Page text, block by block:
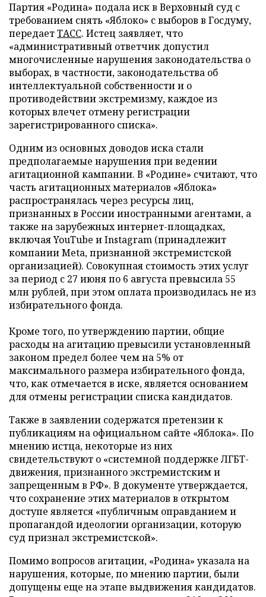
Партия «Родина» подала иск в Верховный суд с
требованием снять «Яблоко» с выборов в Госдуму,
передаетТАСС. Истец заявляет, что
«административный ответчик допустил
многочисленные нарушения законодательства о
выборах, в частности, законодательства об
интеллектуальной собственности и о
противодействии экстремизму, каждое из
которых влечет отмену регистрации
зарегистрированного списка».
Одним из основных доводов иска стали
предполагаемые нарушения при ведении
агитационной кампании. В «Родине» считают, что
часть агитационных материалов «Яблока»
распространялась через ресурсы лиц,
признанных в России иностранными агентами, а
также на зарубежных интернет-площадках,
включая YouTube и Instagram (принадлежит
компании Meta, признанной экстремистской
организацией). Совокупная стоимость этих услуг
за период с 27 июня по 6 августа превысила 55
млн рублей, при этом оплата производилась не из
избирательного фонда.
Кроме того, по утверждению партии, общие
расходы на агитацию превысили установленный
законом предел более чем на 5% от
максимального размера избирательного фонда,
что, как отмечается в иске, является основанием
для отмены регистрации списка кандидатов.
Также в заявлении содержатся претензии к
публикациям на официальном сайте «Яблока». По
мнению истца, некоторые из них
свидетельствуют о «системной поддержке ЛГБТ-
движения, признанного экстремистским и
запрещенным в РФ». В документе утверждается,
что сохранение этих материалов в открытом
доступе является «публичным оправданием и
пропагандой идеологии организации, которую
суд признал экстремистской».
Помимо вопросов агитации, «Родина» указала на
нарушения, которые, по мнению партии, были
допущены еще на этапе выдвижения кандидатов.